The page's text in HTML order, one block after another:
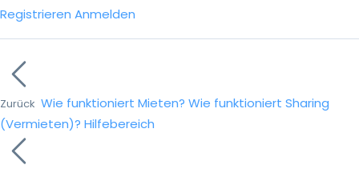
Registrieren Anmelden
Zurück Wie funktioniert Mieten? Wie funktioniert Sharing
(Vermieten)? Hilfebereich